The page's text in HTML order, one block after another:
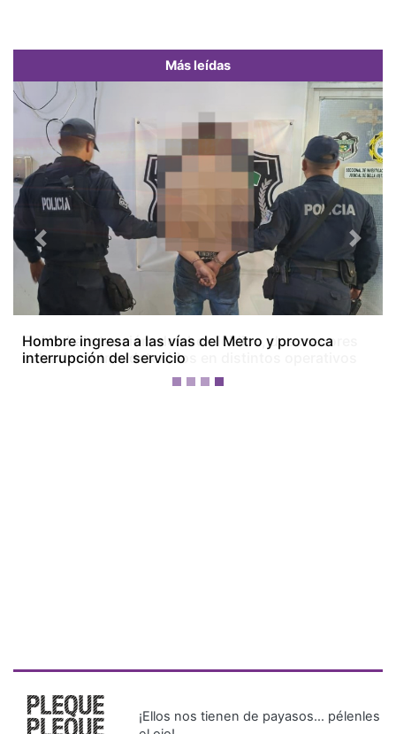
Más leídas
Colón bajo tensión: dos homicidios, dos menores
baleados y tres detenidos en distintos operativos
Previous Next
¡Ellos nos tienen de payasos… pélenles